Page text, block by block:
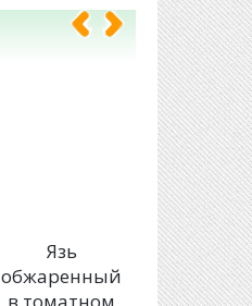
Язь
обжаренный
Сайра